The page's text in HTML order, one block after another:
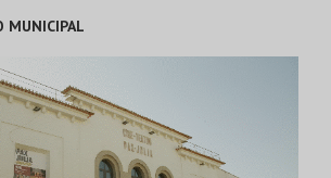
MUNICIPAL